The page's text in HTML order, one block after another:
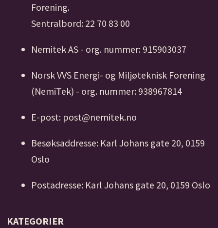
Forening.
Sentralbord: 22 70 83 00
Nemitek AS - org. nummer: 915903037
Norsk VVS Energi- og Miljøteknisk Forening
(NemiTek) - org. nummer: 938967814
E-post: post@nemitek.no
Besøksaddresse: Karl Johans gate 20, 0159
Oslo
Postadresse: Karl Johans gate 20, 0159 Oslo
KATEGORIER